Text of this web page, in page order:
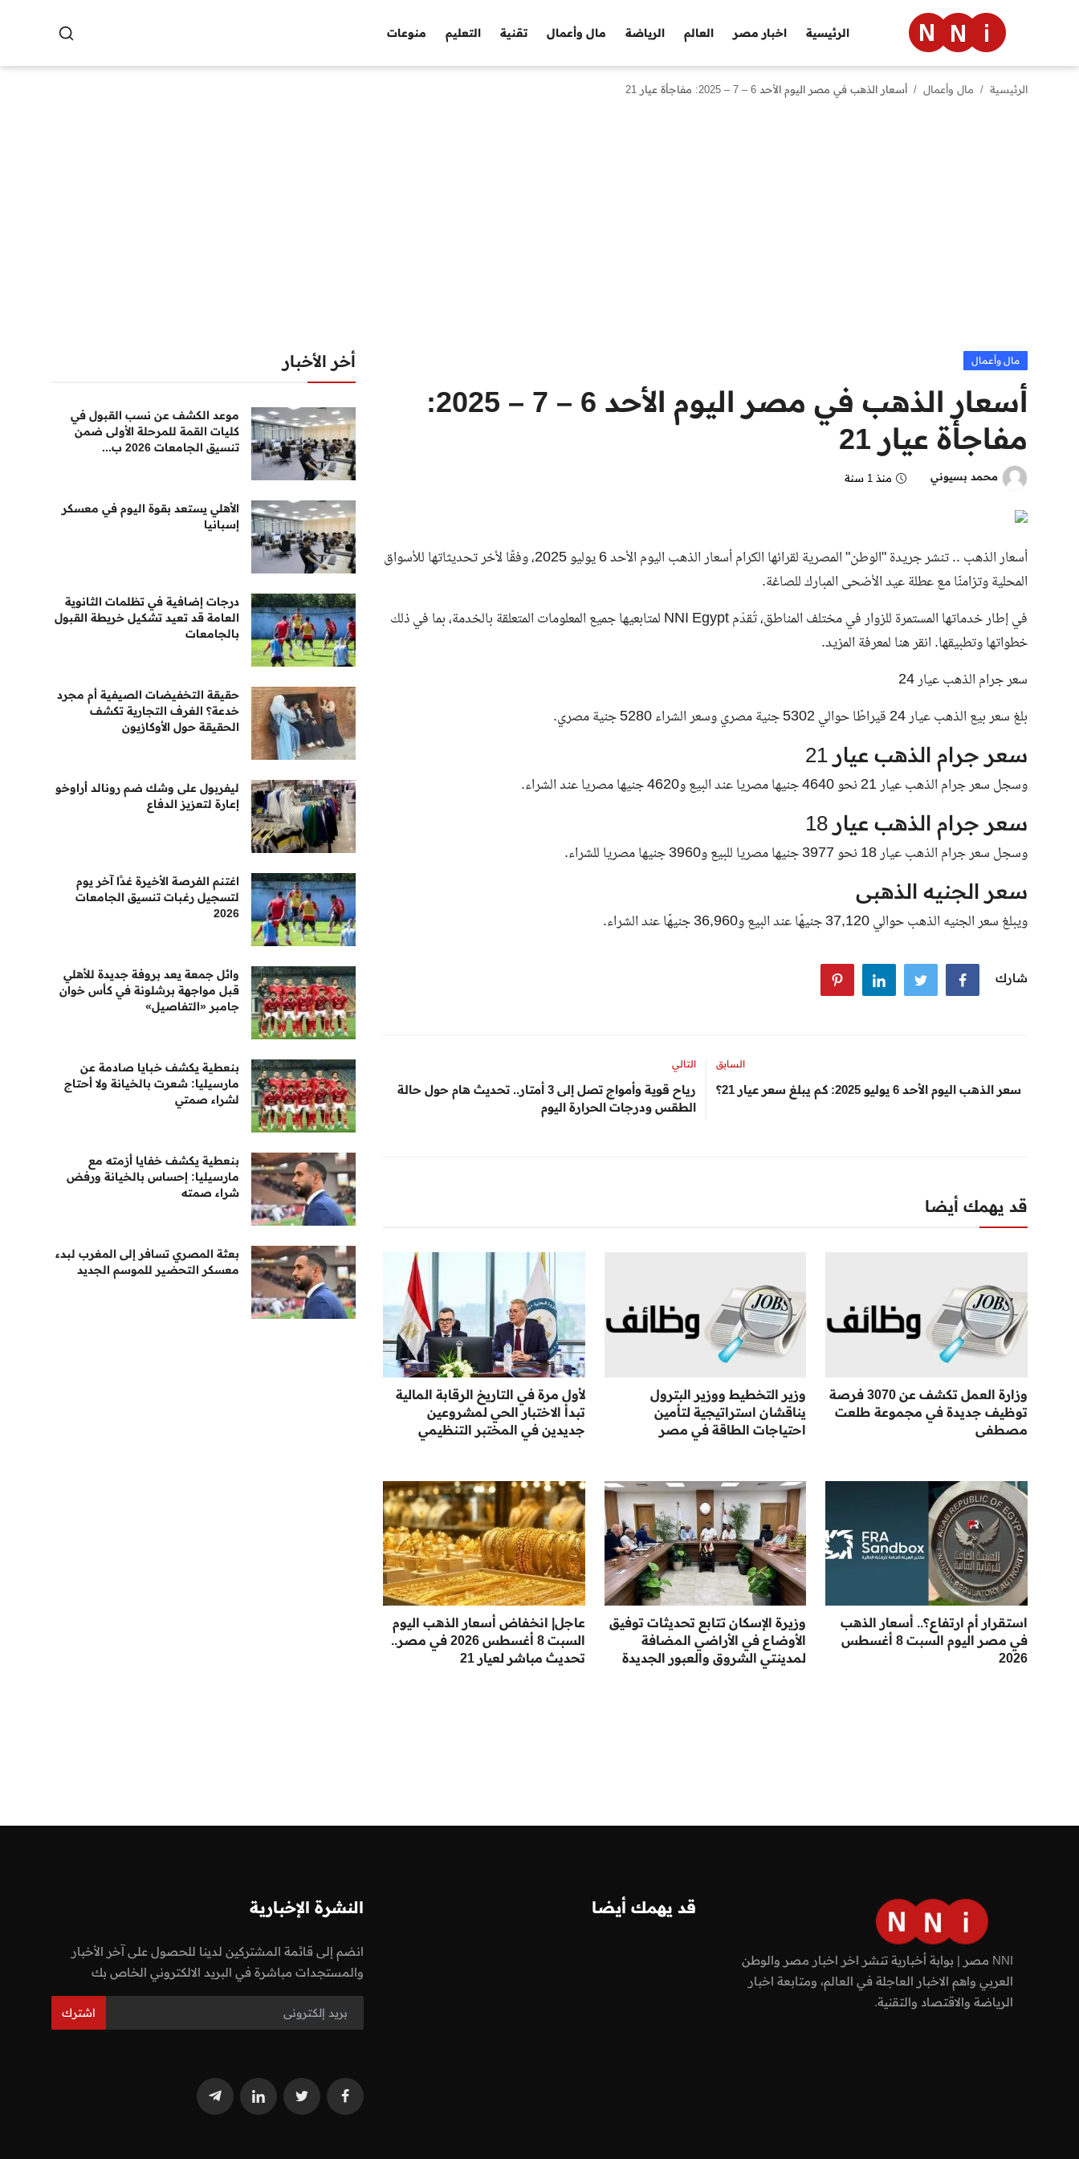
الرئيسية اخبار مصر العالم الرياضة مال وأعمال تقنية التعليم منوعات
منوعات
الرئيسية مال وأعمال أسعار الذهب في مصر اليوم الأحد 6 – 7 – 2025: مفاجأة عيار 21
مال وأعمال
أسعار الذهب في مصر اليوم الأحد 6 – 7 – 2025:
مفاجأة عيار 21
محمد بسيوني منذ 1 سنة
أسعار الذهب .. تنشر جريدة "الوطن" المصرية لقرائها الكرام أسعار الذهب اليوم الأحد 6 يوليو 2025، وفقًا لأخر تحديثاتها للأسواق
المحلية وتزامنًا مع عطلة عيد الأضحى المبارك للصاغة.
في إطار خدماتها المستمرة للزوار في مختلف المناطق، تُقدّم NNI Egypt لمتابعيها جميع المعلومات المتعلقة بالخدمة، بما في ذلك
خطواتها وتطبيقها. انقر هنا لمعرفة المزيد.
سعر جرام الذهب عيار 24
بلغ سعر بيع الذهب عيار 24 قيراطًا حوالي 5302 جنية مصري وسعر الشراء 5280 جنية مصري.
سعر جرام الذهب عيار 21
وسجل سعر جرام الذهب عيار 21 نحو 4640 جنيها مصريا عند البيع و4620 جنيها مصريا عند الشراء.
سعر جرام الذهب عيار 18
وسجل سعر جرام الذهب عيار 18 نحو 3977 جنيها مصريا للبيع و3960 جنيها مصريا للشراء.
سعر الجنيه الذهبى
ويبلغ سعر الجنيه الذهب حوالي 37,120 جنيهًا عند البيع و36,960 جنيهًا عند الشراء.
شارك
السابق
سعر الذهب اليوم الأحد 6 يوليو 2025: كم يبلغ سعر عيار 21؟
التالي
رياح قوية وأمواج تصل إلى 3 أمتار.. تحديث هام حول حالة
الطقس ودرجات الحرارة اليوم
قد يهمك أيضا
وزارة العمل تكشف عن 3070 فرصة
توظيف جديدة في مجموعة طلعت
مصطفى
وزير التخطيط ووزير البترول
يناقشان استراتيجية لتأمين
احتياجات الطاقة في مصر
لأول مرة في التاريخ الرقابة المالية
تبدأ الاختبار الحي لمشروعين
جديدين في المختبر التنظيمي
استقرار أم ارتفاع؟.. أسعار الذهب
في مصر اليوم السبت 8 أغسطس
2026
وزيرة الإسكان تتابع تحديثات توفيق
الأوضاع في الأراضي المضافة
لمدينتي الشروق والعبور الجديدة
عاجل| انخفاض أسعار الذهب اليوم
السبت 8 أغسطس 2026 في مصر..
تحديث مباشر لعيار 21
أخر الأخبار
موعد الكشف عن نسب القبول في
كليات القمة للمرحلة الأولى ضمن
تنسيق الجامعات 2026 ب...
الأهلي يستعد بقوة اليوم في معسكر
إسبانيا
درجات إضافية في تظلمات الثانوية
العامة قد تعيد تشكيل خريطة القبول
بالجامعات
حقيقة التخفيضات الصيفية أم مجرد
خدعة؟ الغرف التجارية تكشف
الحقيقة حول الأوكازيون
ليفربول على وشك ضم رونالد أراوخو
إعارة لتعزيز الدفاع
اغتنم الفرصة الأخيرة غدًا آخر يوم
لتسجيل رغبات تنسيق الجامعات
2026
وائل جمعة يعد بروفة جديدة للأهلي
قبل مواجهة برشلونة في كأس خوان
جامبر «التفاصيل»
بنعطية يكشف خبايا صادمة عن
مارسيليا: شعرت بالخيانة ولا أحتاج
لشراء صمتي
بنعطية يكشف خفايا أزمته مع
مارسيليا: إحساس بالخيانة ورفض
شراء صمته
بعثة المصري تسافر إلى المغرب لبدء
معسكر التحضير للموسم الجديد
NNI مصر | بوابة أخبارية تنشر اخر اخبار مصر والوطن
العربي واهم الاخبار العاجلة في العالم، ومتابعة اخبار
الرياضة والاقتصاد والتقنية.
قد يهمك أيضا النشرة الإخبارية
انضم إلى قائمة المشتركين لدينا للحصول على آخر الأخبار
والمستجدات مباشرة في البريد الالكتروني الخاص بك
اشترك